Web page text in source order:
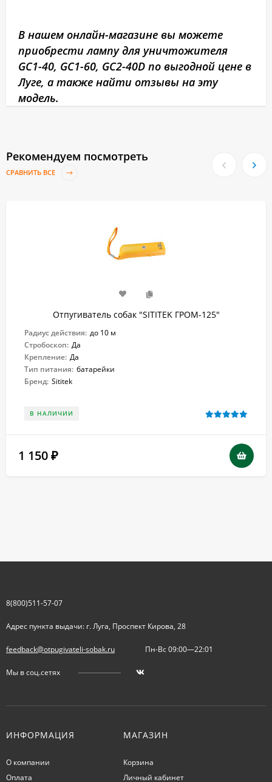
В нашем онлайн-магазине вы можете
приобрести лампу для уничтожителя
GC1-40, GC1-60, GC2-40D по выгодной цене в
Луге, а также найти отзывы на эту
модель.
Рекомендуем посмотреть
СРАВНИТЬ ВСЕ
Отпугиватель собак "SITITEK ГРОМ-125"
Радиус действия: до 10 м
Стробоскоп: Да
Крепление: Да
Тип питания: батарейки
Бренд: Sititek
В НАЛИЧИИ
1 150 ₽
8(800)511-57-07
Адрес пункта выдачи: г. Луга, Проспект Кирова, 28
feedback@otpugivateli-sobak.ru Пн-Вс 09:00—22:01
Мы в соц.сетях
ИНФОРМАЦИЯ
О компании
Оплата
МАГАЗИН
Корзина
Личный кабинет